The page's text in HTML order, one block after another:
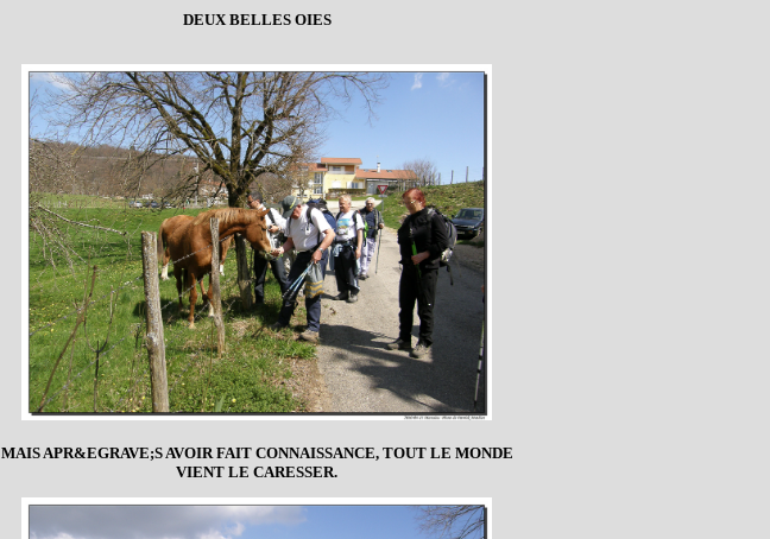
DEUX BELLES OIES
MAIS APR&EGRAVE;S AVOIR FAIT CONNAISSANCE, TOUT LE MONDE
VIENT LE CARESSER.